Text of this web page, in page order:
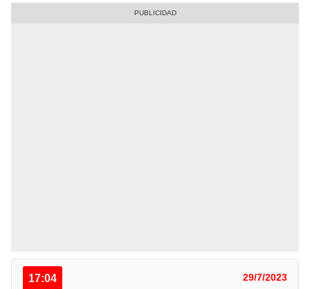
17:04 29/7/2023